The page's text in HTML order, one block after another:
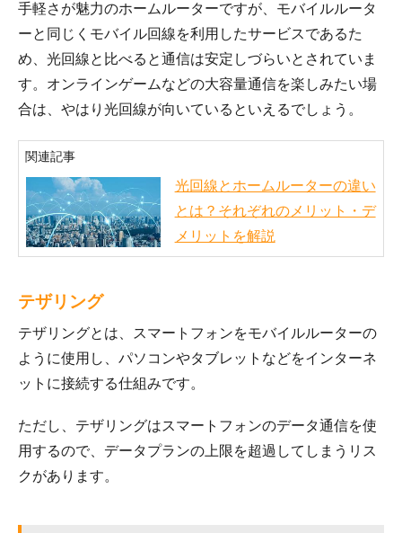
手軽さが魅力のホームルーターですが、モバイルルータ
ーと同じくモバイル回線を利用したサービスであるた
め、光回線と比べると通信は安定しづらいとされていま
す。オンラインゲームなどの大容量通信を楽しみたい場
合は、やはり光回線が向いているといえるでしょう。
関連記事
光回線とホームルーターの違い
とは？それぞれのメリット・デ
メリットを解説
テザリング
テザリングとは、スマートフォンをモバイルルーターの
ように使用し、パソコンやタブレットなどをインターネ
ットに接続する仕組みです。
ただし、テザリングはスマートフォンのデータ通信を使
用するので、データプランの上限を超過してしまうリス
クがあります。